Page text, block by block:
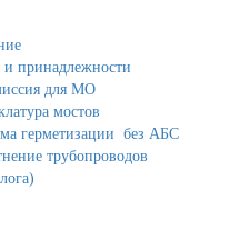
принадлежности
для МО
мостов
герметизации без АБС
трубопроводов